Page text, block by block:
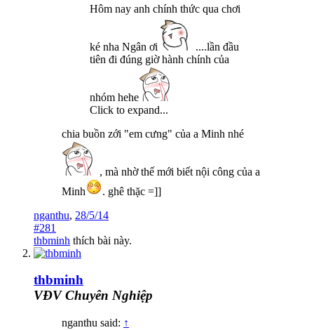
Hôm nay anh chính thức qua chơi
ké nha Ngân ơi
....lần đầu
tiên đi đúng giờ hành chính của
nhóm hehe
Click to expand...
chia buồn zới "em cưng" của a Minh nhé
, mà nhờ thế mới biết nội công của a
Minh
. ghê thặc =]]
nganthu, 28/5/14
#281
thbminh thích bài này.
thbminh
VĐV Chuyên Nghiệp
nganthu said: ↑